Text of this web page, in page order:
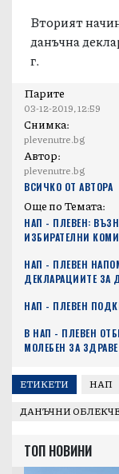
Парите
03-12-2019, 12:59
Снимка:
plevenutre.bg
Автор:
plevenutre.bg
ВСИЧКО ОТ АВТОРА
Още по Темата:
НАП - ПЛЕВЕН:
ИЗБИРАТЕЛНИ
НАП - ПЛЕВЕН
ДЕКЛАРАЦИИТЕ ЗА
НАП - ПЛЕВЕН
В НАП - ПЛЕВЕН
МОЛЕБЕН ЗА
Вторият
данъчна
г.
ЕТИКЕТИ НАП
ДАНЪЧНИ
ТОП НОВИНИ